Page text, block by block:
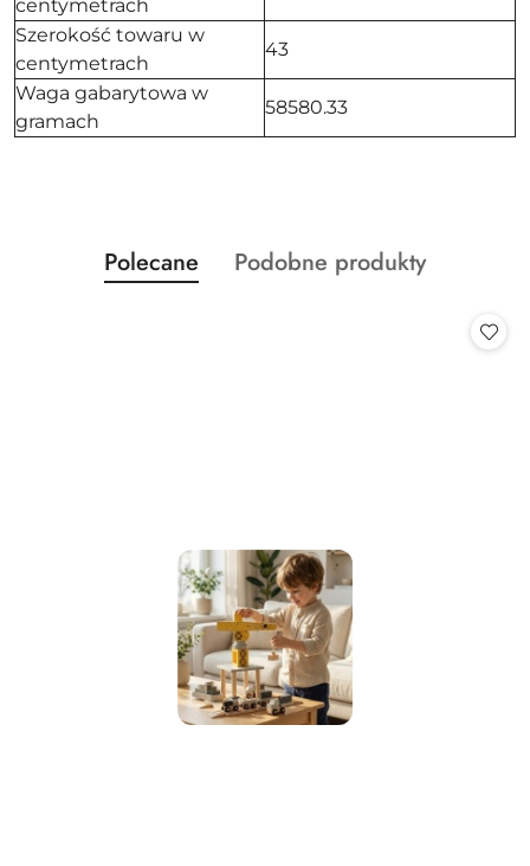
centymetrach
Szerokość towaru w
centymetrach
43
Waga gabarytowa w
gramach
58580.33
Pomiń karuzelę produktów
Produkty
o
Polecane
Produkty
Podobne produkty